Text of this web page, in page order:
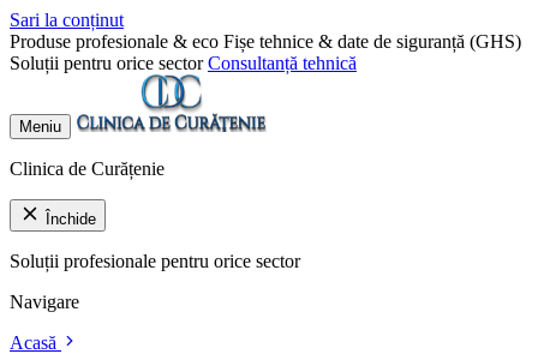
Sari la conținut
Produse profesionale & eco Fișe tehnice & date de siguranță (GHS)
Soluții pentru orice sector Consultanță tehnică
Meniu
Clinica de Curățenie
Închide
Soluții profesionale pentru orice sector
Navigare
Acasă